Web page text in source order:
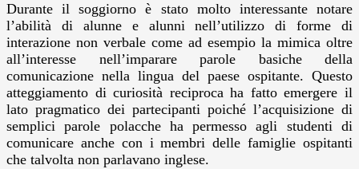
Durante il soggiorno è stato molto interessante notare
l’abilità di alunne e alunni nell’utilizzo di forme di
interazione non verbale come ad esempio la mimica oltre
all’interesse nell’imparare parole basiche della
comunicazione nella lingua del paese ospitante. Questo
atteggiamento di curiosità reciproca ha fatto emergere il
lato pragmatico dei partecipanti poiché l’acquisizione di
semplici parole polacche ha permesso agli studenti di
comunicare anche con i membri delle famiglie ospitanti
che talvolta non parlavano inglese.